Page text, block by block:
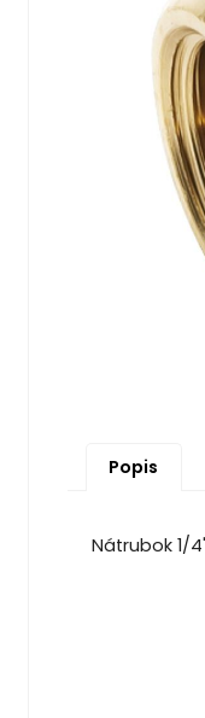
Popis
Nátrubok 1/